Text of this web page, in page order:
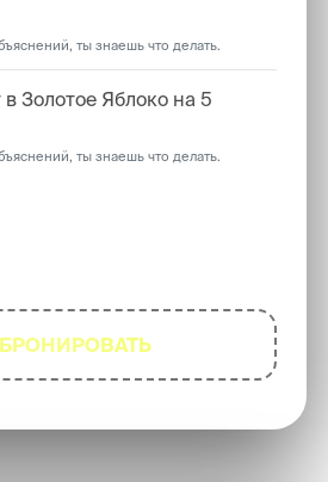
ты знаешь что делать.
Золотое Яблоко на 5
ты знаешь что делать.